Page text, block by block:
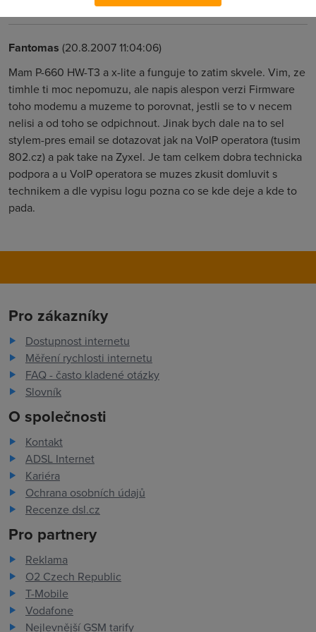
Fantomas (20.8.2007 11:04:06)
Mam P-660 HW-T3 a x-lite a funguje to zatim skvele. Vim, ze
timhle ti moc nepomuzu, ale napis alespon verzi Firmware
toho modemu a muzeme to porovnat, jestli se to v necem
nelisi a od toho se odpichnout. Jinak bych dale na to sel
stylem-pres email se dotazovat jak na VoIP operatora (tusim
802.cz) a pak take na Zyxel. Je tam celkem dobra technicka
podpora a u VoIP operatora se muzes zkusit domluvit s
technikem a dle vypisu logu pozna co se kde deje a kde to
pada.
Pro zákazníky
Dostupnost internetu
Měření rychlosti internetu
FAQ - často kladené otázky
Slovník
O společnosti
Kontakt
ADSL Internet
Kariéra
Ochrana osobních údajů
Recenze dsl.cz
Pro partnery
Reklama
O2 Czech Republic
T-Mobile
Vodafone
Nejlevnější GSM tarify